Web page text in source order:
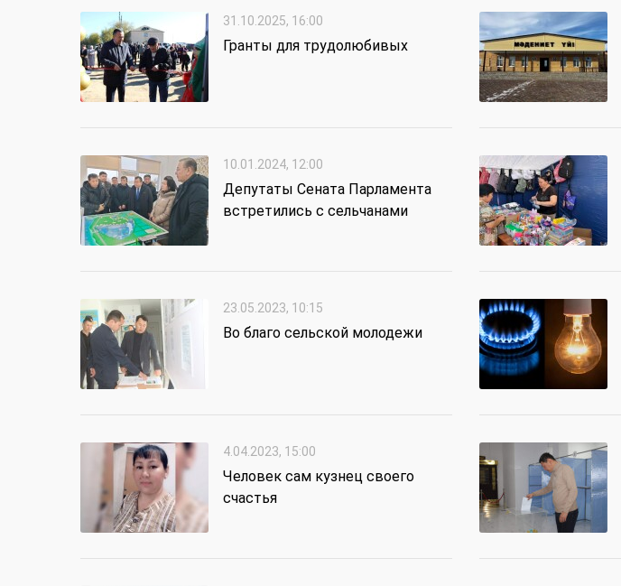
31.10.2025, 16:00
Гранты для трудолюбивых
10.01.2024, 12:00
Депутаты Сената Парламента
встретились с сельчанами
23.05.2023, 10:15
Во благо сельской молодежи
4.04.2023, 15:00
Человек сам кузнец своего
счастья